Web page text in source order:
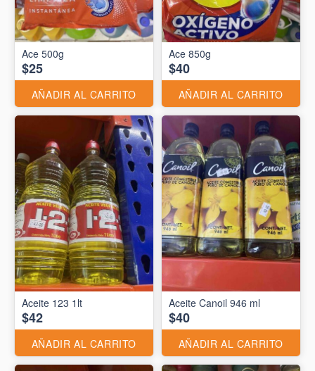
Ace 500g
$25
AÑADIR AL CARRITO
Ace 850g
$40
AÑADIR AL CARRITO
Aceite 123 1lt
$42
AÑADIR AL CARRITO
Aceite Canoil 946 ml
$40
AÑADIR AL CARRITO